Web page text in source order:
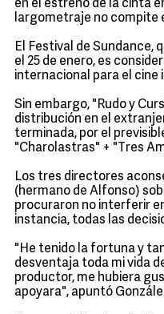
en el estreno de la cinta
largometraje no compite
El Festival de Sundance,
el 25 de enero, es
internacional para el cine
Sin embargo, "Rudo y
distribución en el
terminada, por el
"Charolastras" + "Tres
Los tres directores
(hermano de Alfonso)
procuraron no interferir
instancia, todas las
"He tenido la fortuna y
desventaja toda mi vida
productor, me hubiera
apoyara", apuntó